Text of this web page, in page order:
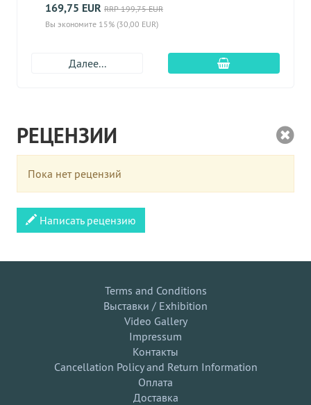
169,75 EUR RRP 199,75 EUR
Вы экономите 15% (30,00 EUR)
Далее... Добавить в
РЕЦЕНЗИИ
Пока нет рецензий
Написать рецензию
Terms and Conditions
Выставки / Exhibition
Video Gallery
Impressum
Контакты
Cancellation Policy and Return Information
Оплата
Доставка